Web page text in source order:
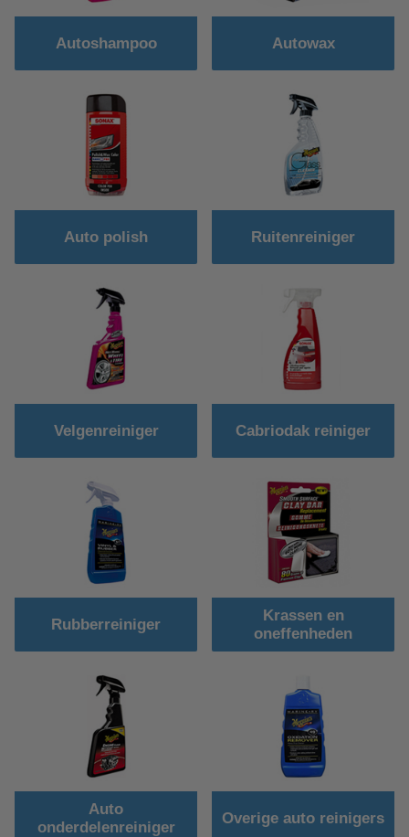
Autoshampoo Autowax
Auto polish Ruitenreiniger
Velgenreiniger Cabriodak reiniger
Rubberreiniger
Krassen en
oneffenheden
Auto
onderdelenreiniger
Overige auto reinigers